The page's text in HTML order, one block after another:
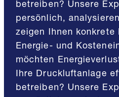
betreiben? Unsere
persönlich,
zeigen Ihnen konkrete
Energie- und
möchten
Ihre Druckluftanlage
betreiben? Unsere